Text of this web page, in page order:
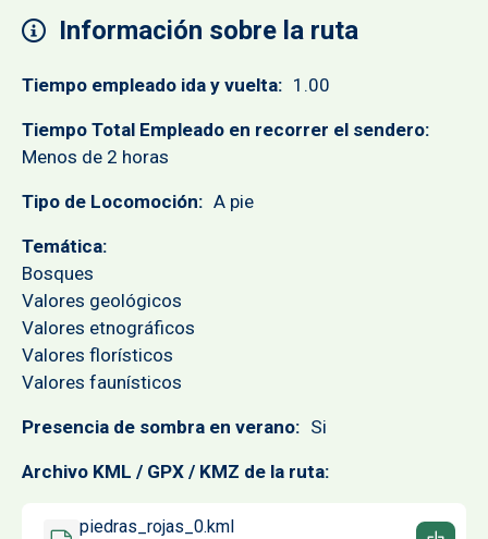
Información sobre la ruta
Tiempo empleado ida y vuelta 1.00
Tiempo Total Empleado en recorrer el sendero
Menos de 2 horas
Tipo de Locomoción A pie
Temática
Bosques
Valores geológicos
Valores etnográficos
Valores florísticos
Valores faunísticos
Presencia de sombra en verano Si
Archivo KML / GPX / KMZ de la ruta
Documento
piedras_rojas_0.kml